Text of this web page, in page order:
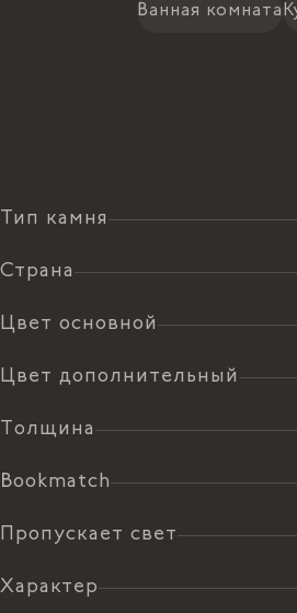
Ванная комната
Тип камня
Страна
Цвет основной
Цвет дополнительный
Толщина
Bookmatch
Пропускает свет
Характер